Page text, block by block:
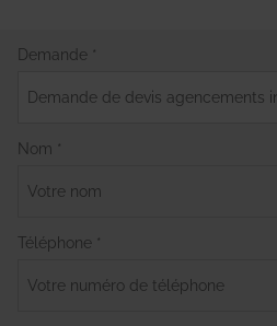
Demande *
Nom *
Téléphone *